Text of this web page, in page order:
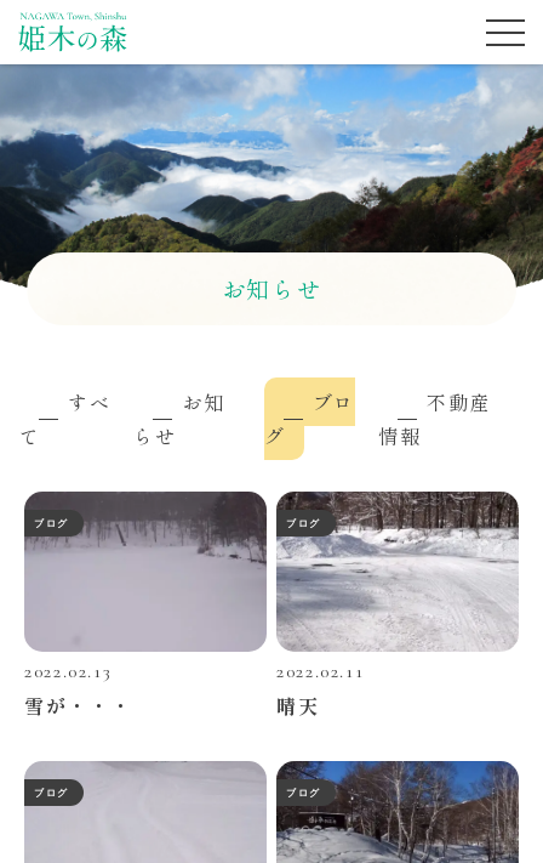
お知らせ
すべ
て
お知
らせ
ブロ
グ
不動産
情報
ブログ
2022.02.13
雪が・・・
ブログ
2022.02.11
晴天
ブログ ブログ